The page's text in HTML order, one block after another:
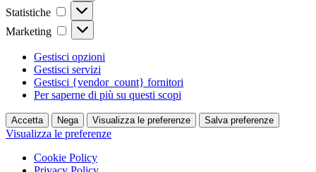
Statistiche Statistiche
Marketing Marketing
Gestisci opzioni
Gestisci servizi
Gestisci {vendor_count} fornitori
Per saperne di più su questi scopi
Accetta Nega Visualizza le preferenze Salva preferenze
Visualizza le preferenze
Cookie Policy